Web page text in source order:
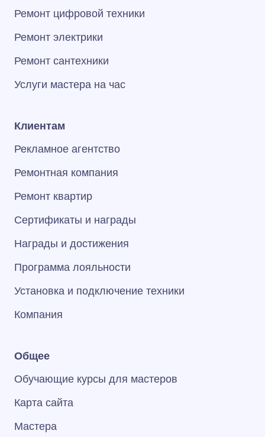
Ремонт цифровой техники
Ремонт электрики
Ремонт сантехники
Услуги мастера на час
Клиентам
Рекламное агентство
Ремонтная компания
Ремонт квартир
Сертификаты и награды
Награды и достижения
Программа лояльности
Установка и подключение техники
Компания
Общее
Обучающие курсы для мастеров
Карта сайта
Мастера